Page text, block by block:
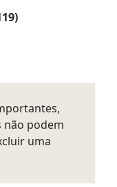
não podem
uma